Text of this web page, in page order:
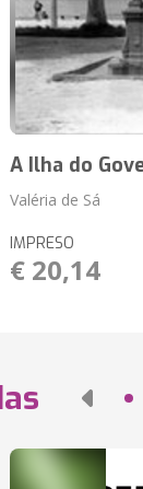
A Ilha do
Valéria de Sá
IMPRESO
€ 20,14